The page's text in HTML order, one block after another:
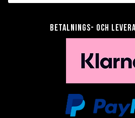
Betalnings- och